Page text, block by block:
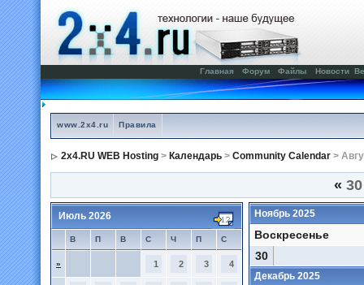
Главная Форум Файлы Новости
www.2x4.ru Правила
2x4.RU WEB Hosting > Календарь > Community Calendar >
«
Июль 2026
В П В С Ч П С
» 1 2 3 4
Ноябрь 2025
Воскресенье
30
Декабрь 2025